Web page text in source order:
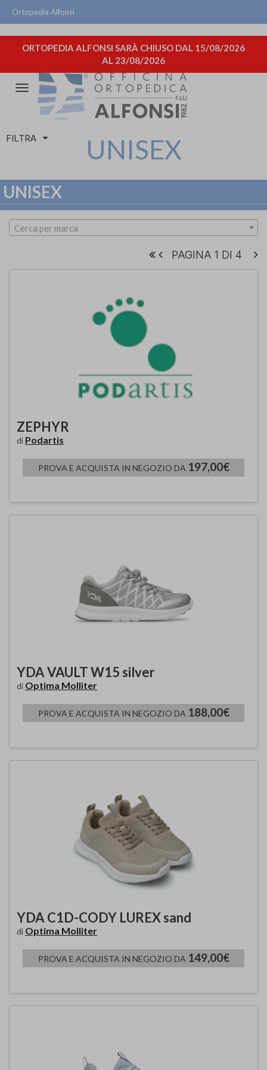
Ortopedia Alfonsi
ORTOPEDIA ALFONSI SARÀ CHIUSO DAL 15/08/2026
AL 23/08/2026
Attiva/disattiva
navigazione
FILTRA UNISEX
UNISEX
Cerca per marca
PAGINA 1 DI 4
ZEPHYR
di Podartis
PROVA E ACQUISTA IN NEGOZIO DA 197,00€
YDA VAULT W15 silver
di Optima Molliter
PROVA E ACQUISTA IN NEGOZIO DA 188,00€
YDA C1D-CODY LUREX sand
di Optima Molliter
PROVA E ACQUISTA IN NEGOZIO DA 149,00€